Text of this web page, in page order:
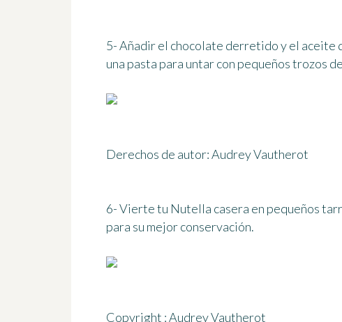
5- Añadir el chocolate derretido y el aceite
una pasta para untar con pequeños trozos
Derechos de autor: Audrey Vautherot
6- Vierte tu Nutella casera en pequeños
para su mejor conservación.
Copyright : Audrey Vautherot